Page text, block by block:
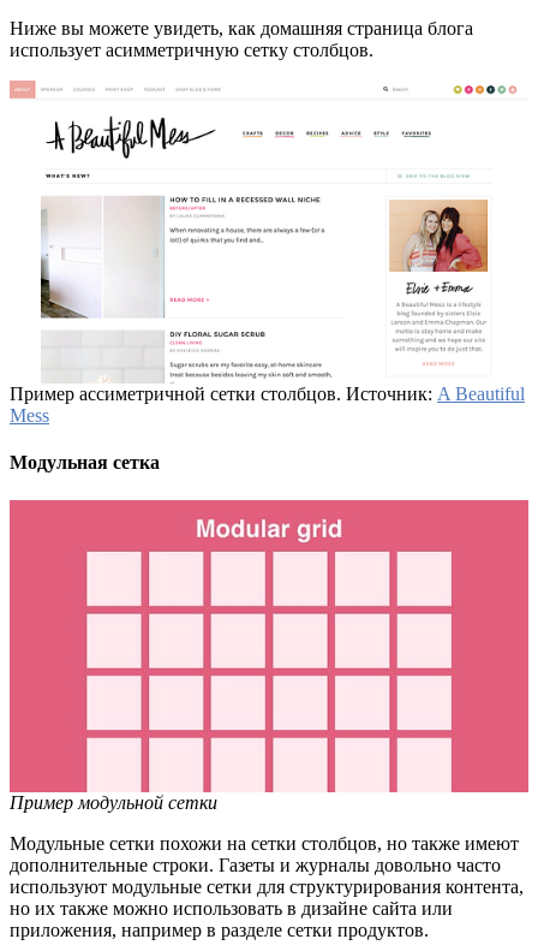
Ниже вы можете увидеть, как домашняя страница блога
использует асимметричную сетку столбцов.
Пример ассиметричной сетки столбцов. Источник: A Beautiful
Mess
Модульная сетка
Пример модульной сетки
Модульные сетки похожи на сетки столбцов, но также имеют
дополнительные строки. Газеты и журналы довольно часто
используют модульные сетки для структурирования контента,
но их также можно использовать в дизайне сайта или
приложения, например в разделе сетки продуктов.